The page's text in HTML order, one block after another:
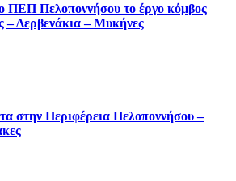
ΠΕΠ Πελοποννήσου το έργο κόμβος
– Δερβενάκια – Μυκήνες
στην Περιφέρεια Πελοποννήσου –